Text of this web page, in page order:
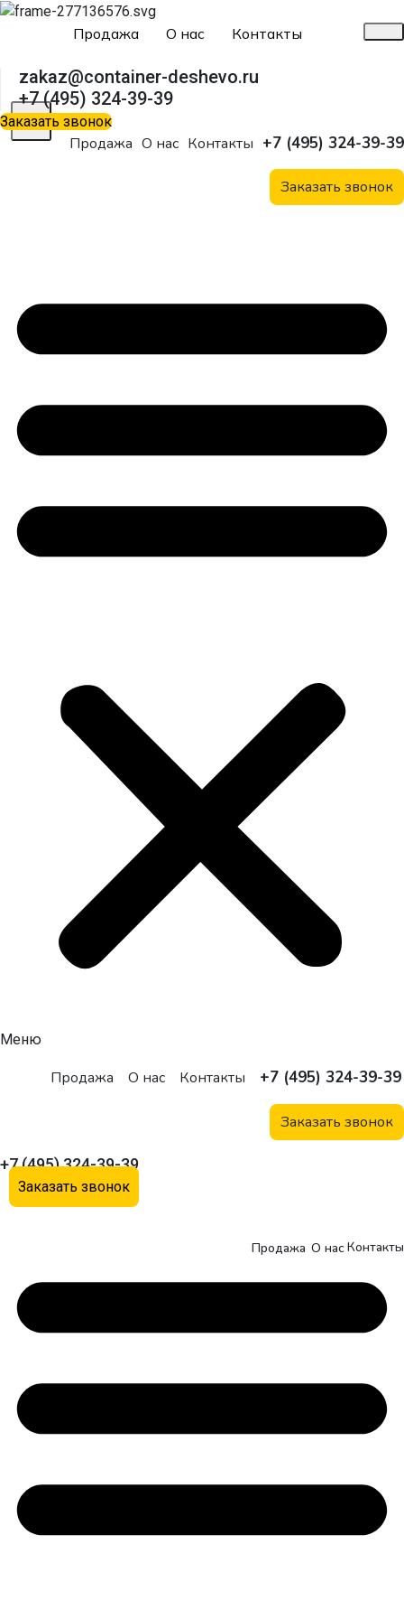
Продажа О нас Контакты
X
zakaz@container-deshevo.ru
+7 (495) 324-39-39
Заказать звонок
Продажа О нас Контакты +7 (495) 324-39-39
Заказать звонок
Меню
Продажа О нас Контакты +7 (495) 324-39-39
Заказать звонок
+7 (495) 324-39-39
Заказать звонок
Продажа О насКонтакты